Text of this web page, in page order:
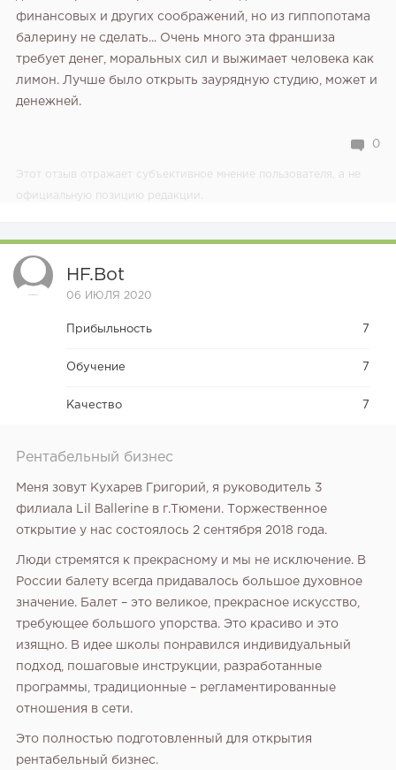
финансовых и других соображений, но из гиппопотама
балерину не сделать... Очень много эта франшиза
требует денег, моральных сил и выжимает человека как
лимон. Лучше было открыть заурядную студию, может и
денежней.
0
Этот отзыв отражает субъективное мнение пользователя, а не
официальную позицию редакции.
HF.bot
06 ИЮЛЯ 2020
Прибыльность 7
Обучение 7
Качество 7
Рентабельный бизнес
Меня зовут Кухарев Григорий, я руководитель 3
филиала Lil Ballerine в г.Тюмени. Торжественное
открытие у нас состоялось 2 сентября 2018 года.
Люди стремятся к прекрасному и мы не исключение. В
России балету всегда придавалось большое духовное
значение. Балет – это великое, прекрасное искусство,
требующее большого упорства. Это красиво и это
изящно. В идее школы понравился индивидуальный
подход, пошаговые инструкции, разработанные
программы, традиционные – регламентированные
отношения в сети.
Это полностью подготовленный для открытия
рентабельный бизнес.